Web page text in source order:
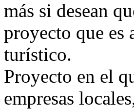
más si desean
proyecto que
turístico.
Proyecto en el
empresas